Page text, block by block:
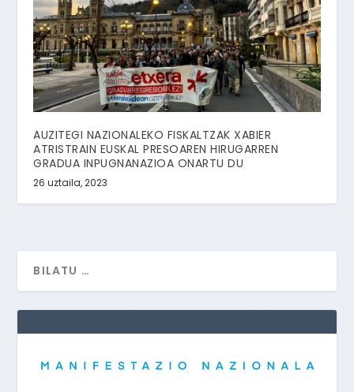
AUZITEGI NAZIONALEKO FISKALTZAK XABIER
ATRISTRAIN EUSKAL PRESOAREN HIRUGARREN
GRADUA INPUGNANAZIOA ONARTU DU
26 uztaila, 2023